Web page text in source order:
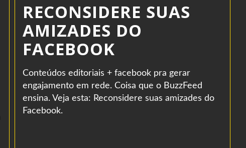
RECONSIDERE SUAS
AMIZADES DO
FACEBOOK
Conteúdos editoriais + facebook pra gerar
engajamento em rede. Coisa que o BuzzFeed
ensina. Veja esta: Reconsidere suas amizades do
Facebook.